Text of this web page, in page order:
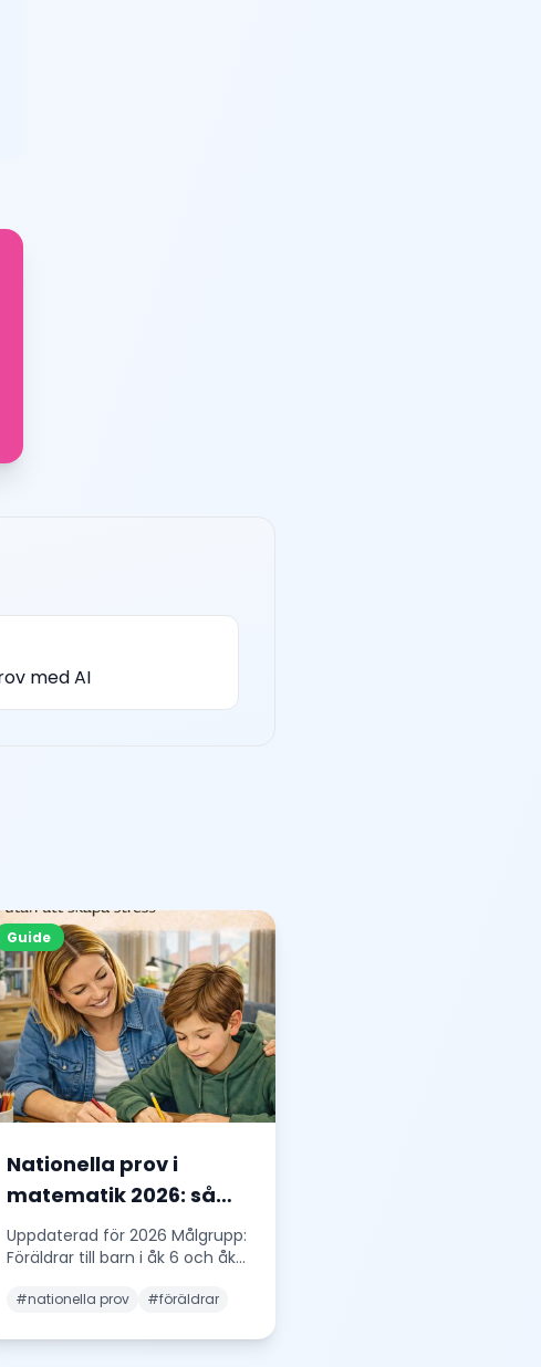
med AI
Guide
Nationella prov i
matematik 2026: så
hjälper du ditt barn
rätt (åk 6 & 9, Lgr22)
Uppdaterad för 2026 Målgrupp:
Föräldrar till barn i åk 6 och åk
Fokus: nati...
#nationella prov #föräldrar